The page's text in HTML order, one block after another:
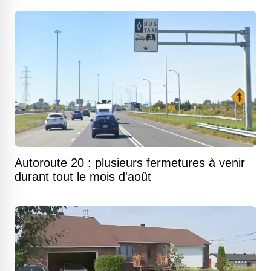
Autoroute 20 : plusieurs fermetures à venir
durant tout le mois d'août